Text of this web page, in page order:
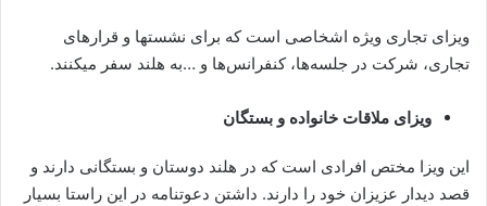
ویزای تجاری ویژه اشخاصی است که برای نشستها و قرارهای
تجاری، شرکت در جلسه‌ها، کنفرانس‌ها و …به هلند سفر میکنند.
ویزای ملاقات خانواده و بستگان
این ویزا مختص افرادی است که در هلند دوستان و بستگانی دارند و
قصد دیدار عزیزان خود را دارند. داشتن دعوتنامه در این راستا بسیار